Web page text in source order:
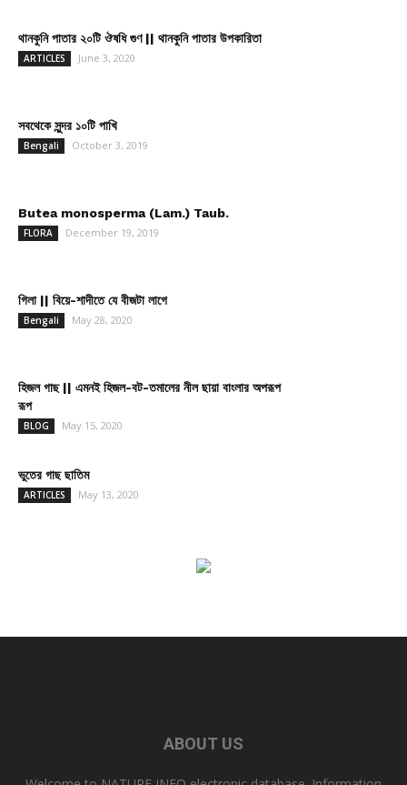
থানকুনি পাতার ২০টি ঔষধি গুণ || থানকুনি পাতার উপকারিতা
ARTICLES June 3, 2020
সবথেকে সুন্দর ১০টি পাখি
Bengali October 3, 2019
Butea monosperma (Lam.) Taub.
FLORA December 19, 2019
গিলা || বিয়ে-শাদীতে যে বীজটা লাগে
Bengali May 28, 2020
হিজল গাছ || এমনই হিজল-বট-তমালের নীল ছায়া বাংলার অপরূপ
রূপ
BLOG May 15, 2020
ভুতের গাছ ছাতিম
ARTICLES May 13, 2020
ABOUT US